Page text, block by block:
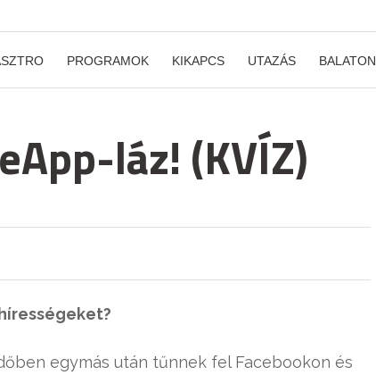
PROGRAMOK KIKAPCS UTAZÁS BALATON
láz! (KVÍZ)
egymás után tűnnek fel Facebookon és